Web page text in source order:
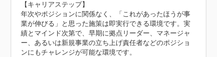
【キャリアステップ】
年次やポジションに関係なく、「これがあったほうが事
業が伸びる」と思った施策は即実行できる環境です。実
績とマインド次第で、早期に拠点リーダー、マネージャ
ー、あるいは新規事業の立ち上げ責任者などのポジショ
ンにもチャレンジが可能な環境です。